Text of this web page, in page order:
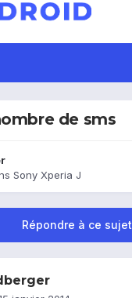
de sms
Sony Xperia J
Répondre à ce sujet